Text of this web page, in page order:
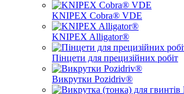
KNIPEX Cobra® VDE
KNIPEX Alligator®
Пінцети для прецизійних робіт
Викрутки Pozidriv®